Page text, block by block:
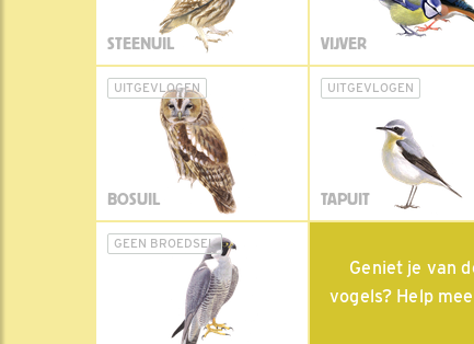
STEENUIL VIJVER
UITGEVLOGEN
BOSUIL
UITGEVLOGEN
TAPUIT
GEEN BROEDSEL
Geniet je van
vogels? Help mee